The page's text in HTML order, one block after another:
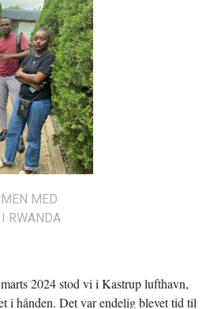
MED
RWANDA
2024 stod vi i Kastrup lufthavn,
i hånden. Det var endelig blevet tid til